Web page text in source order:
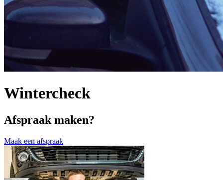
Wintercheck
Afspraak maken?
Maak een afspraak